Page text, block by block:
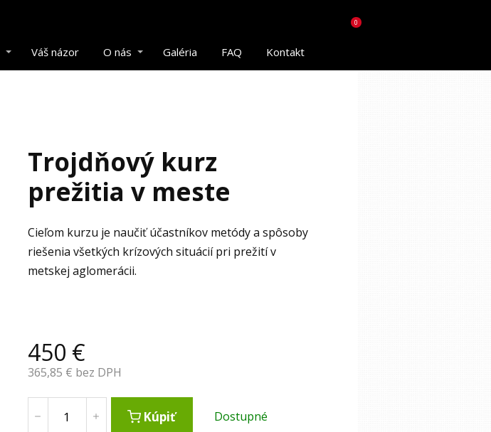
0
Váš názor O nás Galéria FAQ Kontakt
Trojdňový kurz
prežitia v meste
Cieľom kurzu je naučiť účastníkov metódy a spôsoby
riešenia všetkých krízových situácií pri prežití v
metskej aglomerácii.
450 €
365,85 € bez DPH
Kúpiť Dostupné